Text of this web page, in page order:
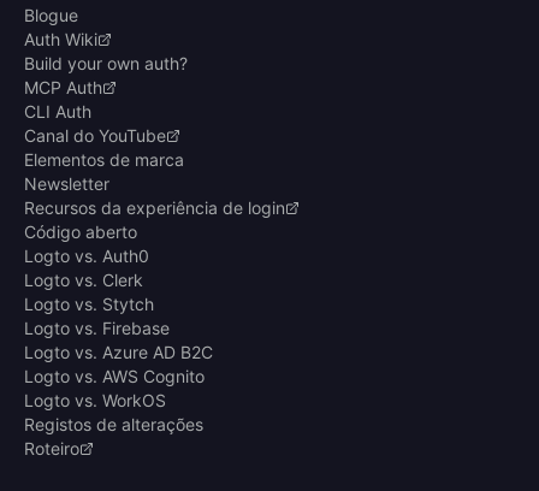
Blogue
Auth Wiki
Build your own auth?
MCP Auth
CLI Auth
Canal do YouTube
Elementos de marca
Newsletter
Recursos da experiência de login
Código aberto
Logto vs. Auth0
Logto vs. Clerk
Logto vs. Stytch
Logto vs. Firebase
Logto vs. Azure AD B2C
Logto vs. AWS Cognito
Logto vs. WorkOS
Registos de alterações
Roteiro